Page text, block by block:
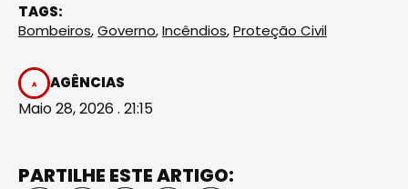
TAGS:
Bombeiros,Governo,Incêndios,Proteção Civil
AGÊNCIAS
Maio 28, 2026 . 21:15
PARTILHE ESTE ARTIGO: